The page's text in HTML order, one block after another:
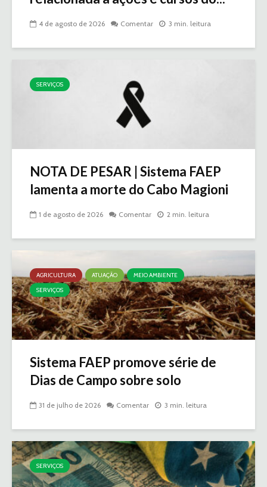
4 de agosto de 2026 Comentar 3 min. leitura
SERVIÇOS
NOTA DE PESAR | Sistema FAEP
lamenta a morte do Cabo Magioni
1 de agosto de 2026 Comentar 2 min. leitura
AGRICULTURA ATUAÇÃO
MEIO AMBIENTE
SERVIÇOS
Sistema FAEP promove série de
Dias de Campo sobre solo
31 de julho de 2026 Comentar 3 min. leitura
SERVIÇOS